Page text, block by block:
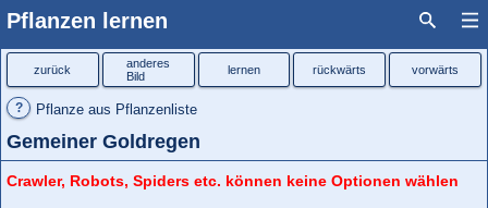
Pflanzen lernen
? Pflanze aus Pflanzenliste
Gemeiner Goldregen
zurück
anderes
Bild
lernen rückwärts vorwärts
Crawler, Robots, Spiders etc. können keine Optionen wählen